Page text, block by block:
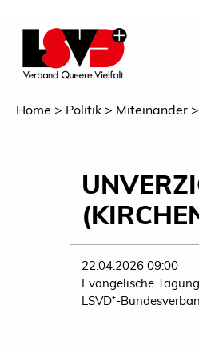
Home Politik Miteinander
22.04.2026 09:00
Evangelische
LSVD⁺-